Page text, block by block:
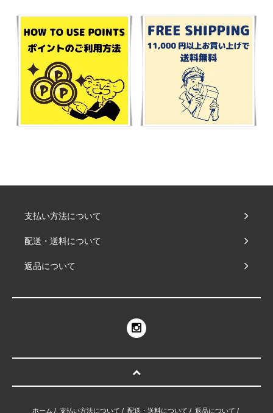
支払い方法について
配送・送料について
返品について
ホーム / 支払い方法について / 配送・送料について / 返品について /